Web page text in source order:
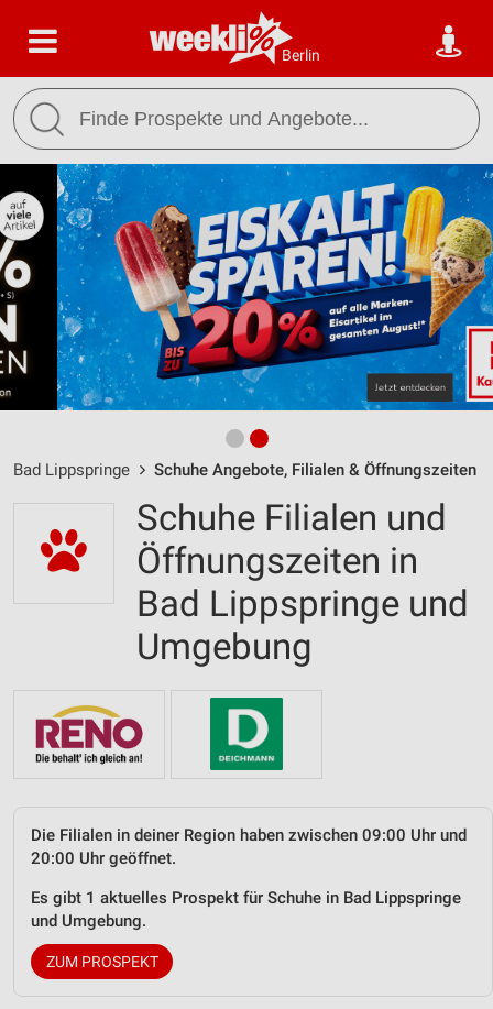
Berlin
Bad Lippspringe Schuhe Angebote, Filialen & Öffnungszeiten
Schuhe Filialen und
Öffnungszeiten in
Bad Lippspringe und
Umgebung
Die Filialen in deiner Region haben zwischen 09:00 Uhr und
20:00 Uhr geöffnet.
Es gibt 1 aktuelles Prospekt für Schuhe in Bad Lippspringe
und Umgebung.
ZUM PROSPEKT